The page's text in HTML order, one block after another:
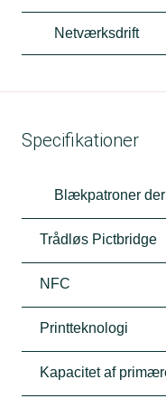
Netværksdrift
Specifikationer
Blækpatroner
Trådløs Pictbridge
NFC
Printteknologi
Kapacitet af